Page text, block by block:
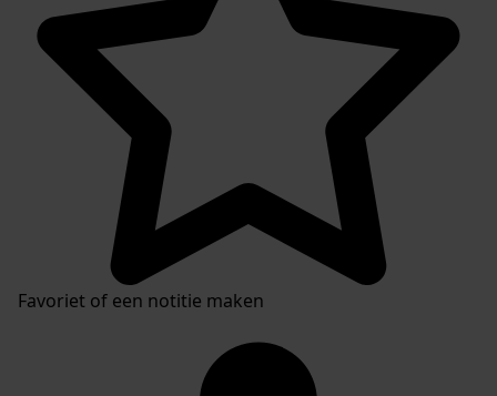
Favoriet of een notitie maken